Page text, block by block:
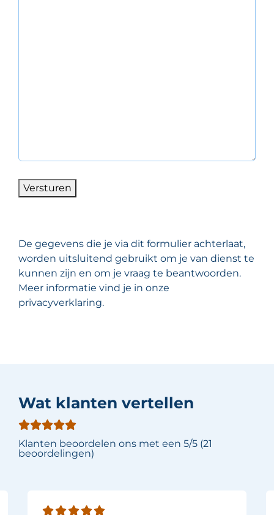
Versturen
De gegevens die je via dit formulier achterlaat,
worden uitsluitend gebruikt om je van dienst te
kunnen zijn en om je vraag te beantwoorden.
Meer informatie vind je in onze
privacyverklaring.
Wat klanten vertellen
Klanten beoordelen ons met een 5/5 (21
beoordelingen)